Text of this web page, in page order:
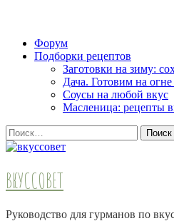
Skip
Форум
Подборки рецептов
Заготовки на зиму:
Дача. Готовим на огне
Соусы на любой вкус
Масленица: рецепты
Найти:
ВКУССОВЕТ
Руководство для гурманов по